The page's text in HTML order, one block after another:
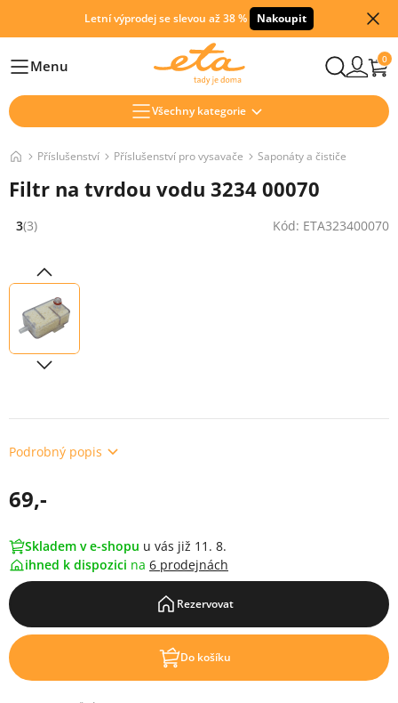
Letní výprodej se slevou až 38 % Nakoupit
HlavníMenu 0
Všechny kategorie
Příslušenství Příslušenství pro vysavače Saponáty a čističe
Filtr na tvrdou vodu 3234 00070
Hodnocení: 3 z 5 (3 recenzí)
3(3) Kód: ETA323400070
Podrobný popis
69,-
Skladem v e-shopu u vás již 11. 8.
ihned k dispozici na 6 prodejnách
Rezervovat
Do košíku